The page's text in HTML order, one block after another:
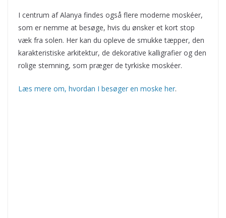
I centrum af Alanya findes også flere moderne moskéer,
som er nemme at besøge, hvis du ønsker et kort stop
væk fra solen. Her kan du opleve de smukke tæpper, den
karakteristiske arkitektur, de dekorative kalligrafier og den
rolige stemning, som præger de tyrkiske moskéer.
Læs mere om, hvordan I besøger en moske her.